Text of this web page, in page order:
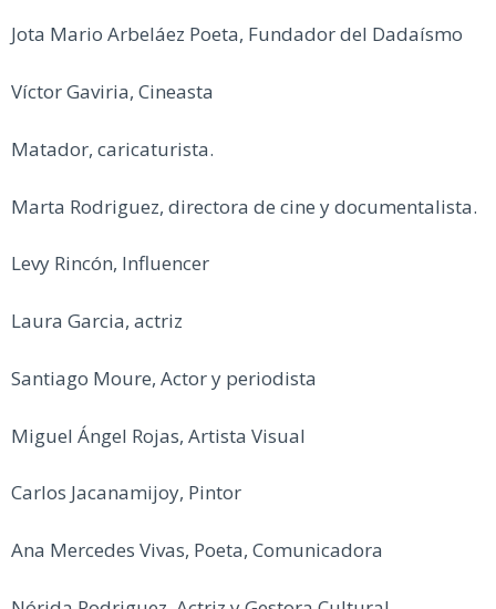
Jota Mario Arbeláez Poeta, Fundador del Dadaísmo
Víctor Gaviria, Cineasta
Matador, caricaturista.
Marta Rodriguez, directora de cine y documentalista.
Levy Rincón, Influencer
Laura Garcia, actriz
Santiago Moure, Actor y periodista
Miguel Ángel Rojas, Artista Visual
Carlos Jacanamijoy, Pintor
Ana Mercedes Vivas, Poeta, Comunicadora